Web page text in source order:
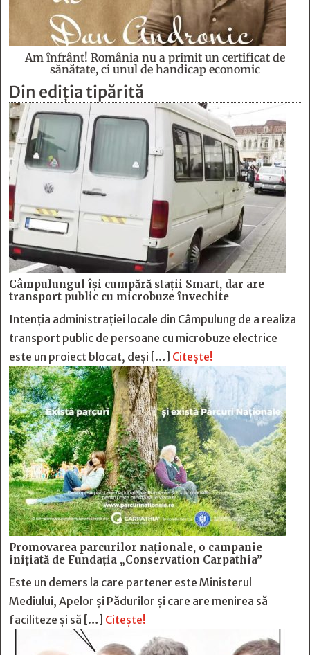
Am înfrânt! România nu a primit un certificat de
sănătate, ci unul de handicap economic
Din ediția tipărită
Câmpulungul îşi cumpără staţii Smart, dar are
transport public cu microbuze învechite
Intenția administrației locale din Câmpulung de a realiza
transport public de persoane cu microbuze electrice
este un proiect blocat, deși […] Citește!
Promovarea parcurilor naționale, o campanie
inițiată de Fundația „Conservation Carpathia”
Este un demers la care partener este Ministerul
Mediului, Apelor și Pădurilor și care are menirea să
faciliteze și să […] Citește!